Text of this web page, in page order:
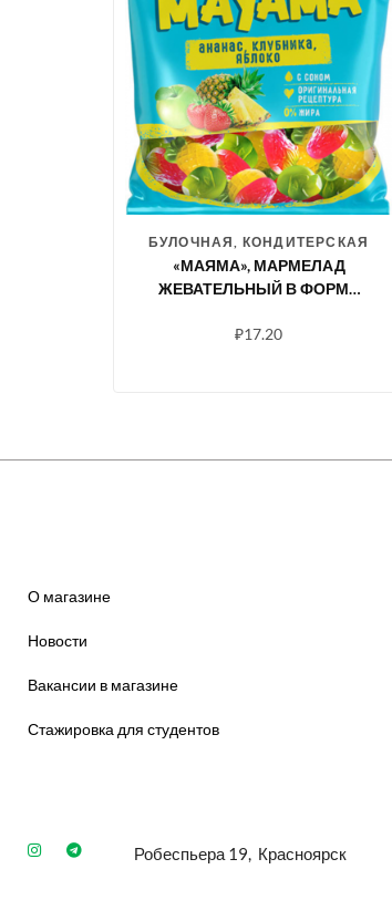
БУЛОЧНАЯ, КОНДИТЕРСКАЯ
«МАЯМА», МАРМЕЛАД
ЖЕВАТЕЛЬНЫЙ В ФОРМЕ
₽17.20
О магазине
Новости
Вакансии в магазине
Стажировка для студентов
Робеспьера 19, Красноярск